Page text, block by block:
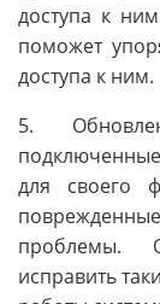
доступа к
поможет
доступа к ним.
5.
для своего
проблемы.
исправить